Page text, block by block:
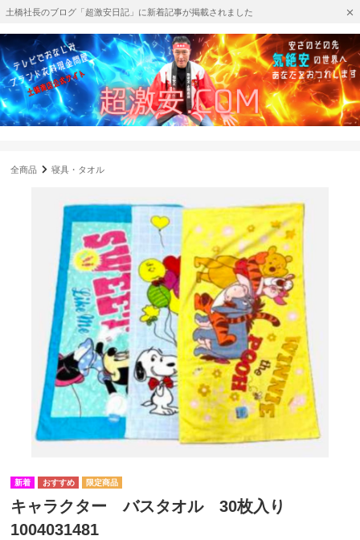
土橋社長のブログ「超激安日記」に新着記事が掲載されました
全商品 寝具・タオル
キャラクター バスタオル 30枚入り
1004031481